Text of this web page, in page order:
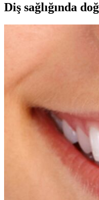
Diş sağlığında